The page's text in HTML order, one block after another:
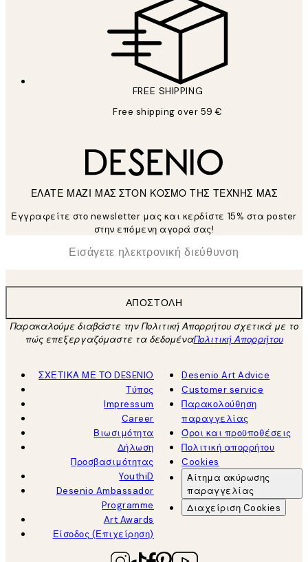
FREE SHIPPING
Free shipping over 59 €
ΕΛΑΤΕ ΜΑΖΙ ΜΑΣ ΣΤΟΝ ΚΟΣΜΟ ΤΗΣ ΤΕΧΝΗΣ ΜΑΣ
Εγγραφείτε στο newsletter μας και κερδίστε 15% στα poster
στην επόμενη αγορά σας!
Ηλεκτρονική Διεύθυνση
ΑΠΟΣΤΟΛΉ
Παρακαλούμε διαβάστε την Πολιτική Απορρήτου σχετικά με το
πώς επεξεργαζόμαστε τα δεδομέναΠολιτική Απορρήτου
ΣΧΕΤΙΚΑ ΜΕ ΤΟ DESENIO
Τύπος
Impressum
Career
Βιωσιμότητα
Δήλωση
Προσβασιμότητας
YouthiD
Desenio Ambassador
Programme
Art Awards
Είσοδος (Επιχείρηση)
Desenio Art Advice
Customer service
Παρακολούθηση
παραγγελίας
Όροι και προϋποθέσεις
Πολιτική απορρήτου
Cookies
Αίτημα ακύρωσης
παραγγελίας
Διαχείριση Cookies